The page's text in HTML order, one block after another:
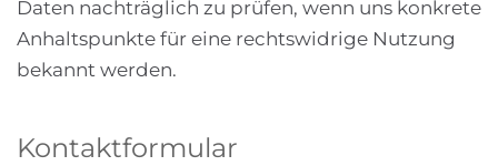
Daten nachträglich zu prüfen, wenn uns konkrete
Anhaltspunkte für eine rechtswidrige Nutzung
bekannt werden.
Kontaktformular